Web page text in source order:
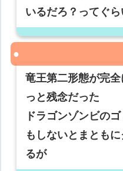
いるだろ？ってぐ
竜王第二形態が完
っと残念だった
ドラゴンゾンビの
もしないとまとも
るが